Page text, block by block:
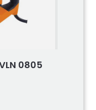
0805